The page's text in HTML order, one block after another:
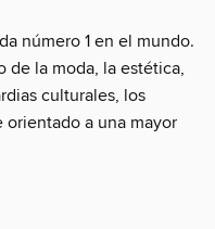
número 1 en el mundo.
de la moda, la estética,
culturales, los
orientado a una mayor